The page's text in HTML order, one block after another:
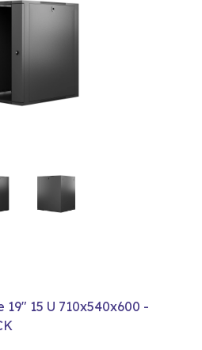
15 U 710x540x600 -